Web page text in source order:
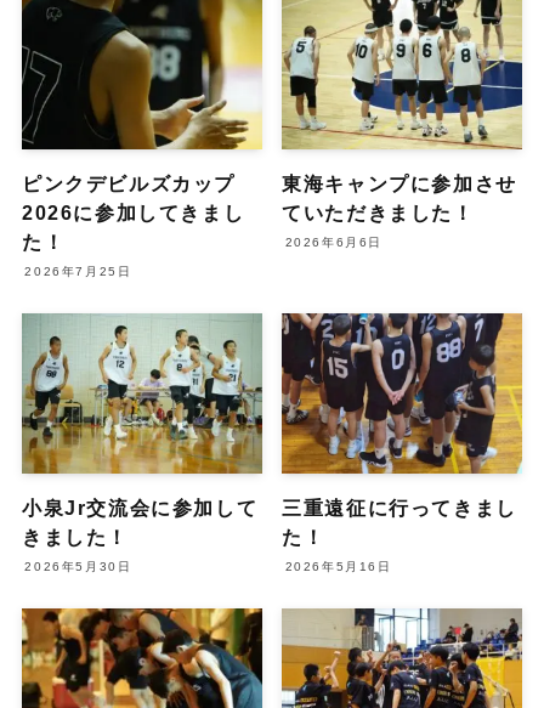
ピンクデビルズカップ
2026に参加してきまし
た！
2026年7月25日
東海キャンプに参加させ
ていただきました！
2026年6月6日
小泉Jr交流会に参加して
きました！
2026年5月30日
三重遠征に行ってきまし
た！
2026年5月16日